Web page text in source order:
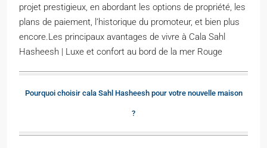
projet prestigieux, en abordant les options de propriété, les
plans de paiement, l’historique du promoteur, et bien plus
encore.Les principaux avantages de vivre à Cala Sahl
Hasheesh | Luxe et confort au bord de la mer Rouge
Pourquoi choisir cala Sahl Hasheesh pour votre nouvelle maison
?